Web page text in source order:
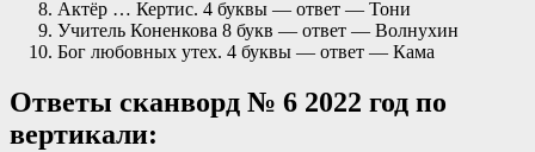
Актёр … Кертис. 4 буквы — ответ — Тони
Учитель Коненкова 8 букв — ответ — Волнухин
Бог любовных утех. 4 буквы — ответ — Кама
Ответы сканворд № 6 2022 год по
вертикали: